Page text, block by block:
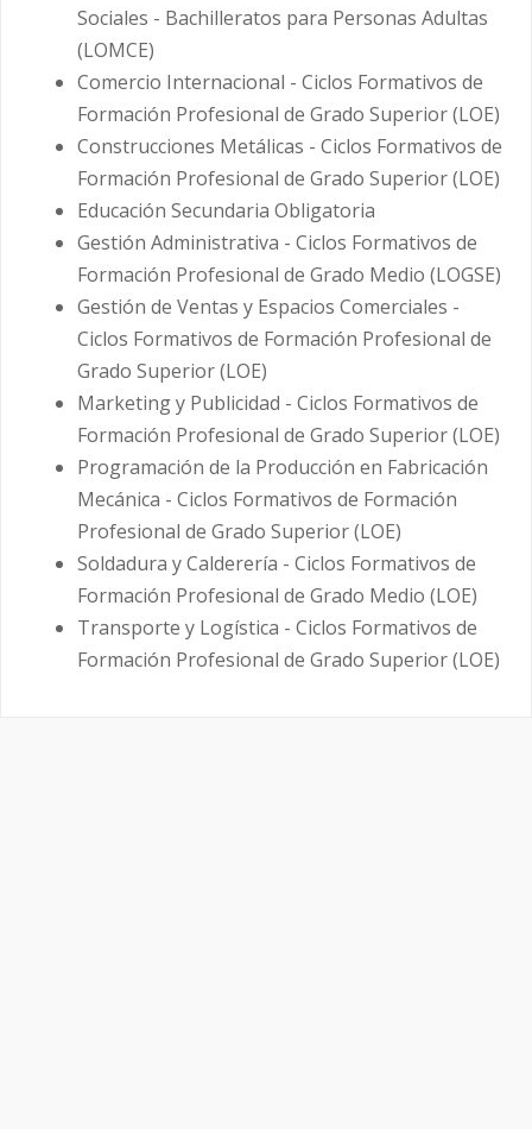
Sociales - Bachilleratos para Personas Adultas
(LOMCE)
Comercio Internacional - Ciclos Formativos de
Formación Profesional de Grado Superior (LOE)
Construcciones Metálicas - Ciclos Formativos de
Formación Profesional de Grado Superior (LOE)
Educación Secundaria Obligatoria
Gestión Administrativa - Ciclos Formativos de
Formación Profesional de Grado Medio (LOGSE)
Gestión de Ventas y Espacios Comerciales -
Ciclos Formativos de Formación Profesional de
Grado Superior (LOE)
Marketing y Publicidad - Ciclos Formativos de
Formación Profesional de Grado Superior (LOE)
Programación de la Producción en Fabricación
Mecánica - Ciclos Formativos de Formación
Profesional de Grado Superior (LOE)
Soldadura y Calderería - Ciclos Formativos de
Formación Profesional de Grado Medio (LOE)
Transporte y Logística - Ciclos Formativos de
Formación Profesional de Grado Superior (LOE)